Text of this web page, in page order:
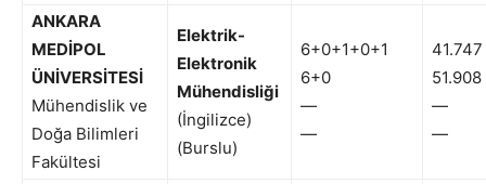
ANKARA
MEDİPOL
ÜNİVERSİTESİ
Mühendislik ve
Doğa Bilimleri
Fakültesi
Elektrik-
Elektronik
Mühendisliği
(İngilizce)
(Burslu)
6+0+1+0+1
6+0
—
—
41.747
51.908
—
—